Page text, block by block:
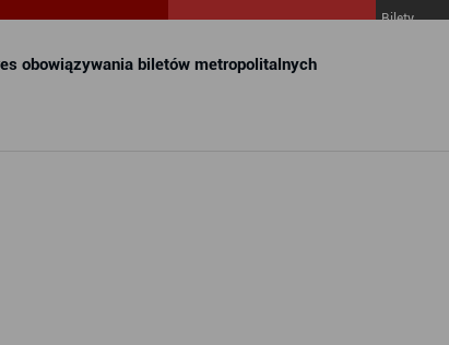
obowiązywania biletów metropolitalnych
Bilety